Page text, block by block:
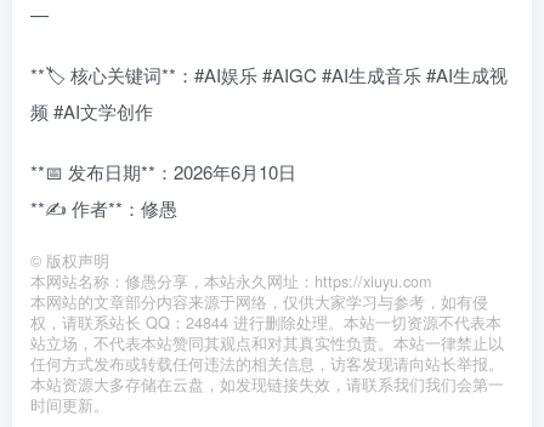
—
**🏷️ 核心关键词**：#AI娱乐 #AIGC #AI生成音乐 #AI生成视
频 #AI文学创作
**📅 发布日期**：2026年6月10日
**✍️ 作者**：修愚
© 版权声明
本网站名称：修愚分享，本站永久网址：https://xiuyu.com
本网站的文章部分内容来源于网络，仅供大家学习与参考，如有侵
权，请联系站长 QQ：24844 进行删除处理。本站一切资源不代表本
站立场，不代表本站赞同其观点和对其真实性负责。本站一律禁止以
任何方式发布或转载任何违法的相关信息，访客发现请向站长举报。
本站资源大多存储在云盘，如发现链接失效，请联系我们我们会第一
时间更新。